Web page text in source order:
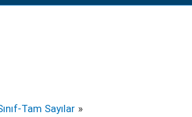
Tam Sayılar